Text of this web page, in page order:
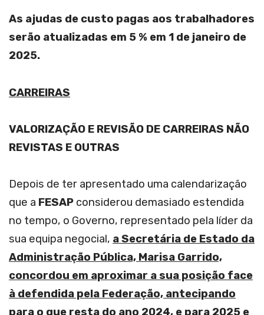
As ajudas de custo pagas aos trabalhadores
serão atualizadas em 5 % em 1 de janeiro de
2025.
CARREIRAS
VALORIZAÇÃO E REVISÃO DE CARREIRAS NÃO
REVISTAS E OUTRAS
Depois de ter apresentado uma calendarização
que a FESAP considerou demasiado estendida
no tempo, o Governo, representado pela líder da
sua equipa negocial, a Secretária de Estado da
Administração Pública, Marisa Garrido,
concordou em aproximar a sua posição face
à defendida pela Federação, antecipando
para o que resta do ano 2024, e para 2025 e